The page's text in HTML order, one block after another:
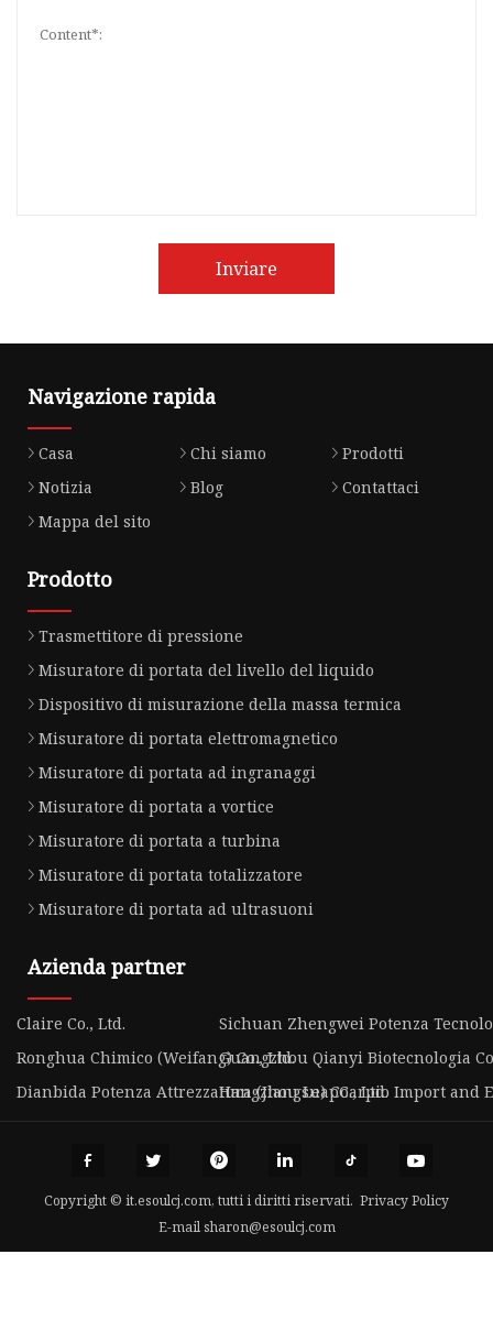
Inviare
Navigazione rapida
Casa Chi siamo
Prodotti
Notizia
Blog
Contattaci
Mappa del sito
Prodotto
Trasmettitore di pressione
Misuratore di portata del livello del liquido
Dispositivo di misurazione della massa termica
Misuratore di portata elettromagnetico
Misuratore di portata ad ingranaggi
Misuratore di portata a vortice
Misuratore di portata a turbina
Misuratore di portata totalizzatore
Misuratore di portata ad ultrasuoni
Azienda partner
Claire Co., Ltd.
Sichuan Zhengwei Potenza
Ronghua Chimico (Weifang) Co., Ltd.Guangzhou Qianyi Biotecnologia
Dianbida Potenza Attrezzatura (Jiangsu) Co., Ltd.
Hangzhou LeapCarpio Import and
Copyright © it.esoulcj.com, tutti i diritti riservati. Privacy Policy
E-mail sharon@esoulcj.com